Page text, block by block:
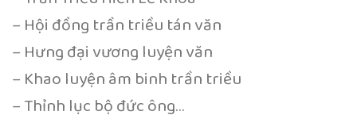
– Hội đồng trần triều tán văn
– Hưng đại vương luyện văn
– Khao luyện âm binh trần triều
– Thỉnh lục bộ đức ông…